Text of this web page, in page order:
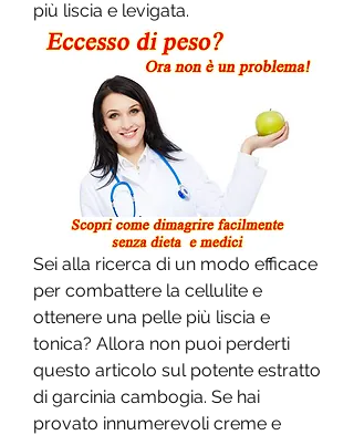
più liscia e levigata.
Sei alla ricerca di un modo efficace
per combattere la cellulite e
ottenere una pelle più liscia e
tonica? Allora non puoi perderti
questo articolo sul potente estratto
di garcinia cambogia. Se hai
provato innumerevoli creme e